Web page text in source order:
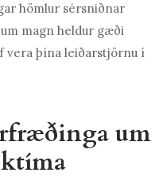
hömlur sérsniðnar
magn heldur gæði
vera þína leiðarstjörnu í
um